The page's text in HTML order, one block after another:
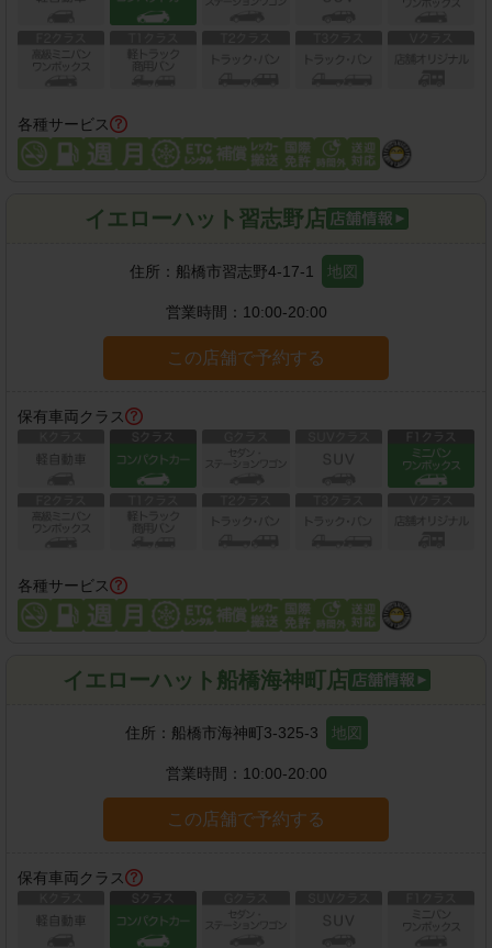
各種サービス
イエローハット習志野店
住所： 船橋市習志野4-17-1 地図
営業時間： 10:00-20:00
この店舗で予約する
保有車両クラス
各種サービス
イエローハット船橋海神町店
住所： 船橋市海神町3-325-3 地図
営業時間： 10:00-20:00
この店舗で予約する
保有車両クラス